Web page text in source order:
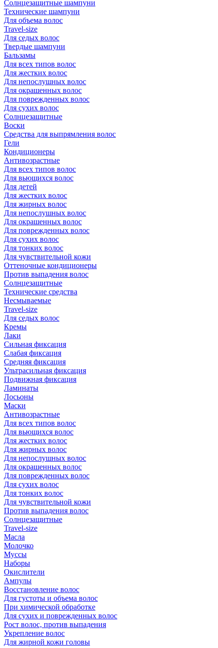
Солнцезащитные шампуни
Технические шампуни
Для объема волос
Travel-size
Для седых волос
Твердые шампуни
Бальзамы
Для всех типов волос
Для жестких волос
Для непослушных волос
Для окрашенных волос
Для поврежденных волос
Для сухих волос
Солнцезащитные
Воски
Средства для выпрямления волос
Гели
Кондиционеры
Антивозрастные
Для всех типов волос
Для вьющихся волос
Для детей
Для жестких волос
Для жирных волос
Для непослушных волос
Для окрашенных волос
Для поврежденных волос
Для сухих волос
Для тонких волос
Для чувствительной кожи
Оттеночные кондиционеры
Против выпадения волос
Солнцезащитные
Технические средства
Несмываемые
Travel-size
Для седых волос
Кремы
Лаки
Сильная фиксация
Слабая фиксация
Средняя фиксация
Ультрасильная фиксация
Подвижная фиксация
Ламинаты
Лосьоны
Маски
Антивозрастные
Для всех типов волос
Для вьющихся волос
Для жестких волос
Для жирных волос
Для непослушных волос
Для окрашенных волос
Для поврежденных волос
Для сухих волос
Для тонких волос
Для чувствительной кожи
Против выпадения волос
Солнцезащитные
Travel-size
Масла
Молочко
Муссы
Наборы
Окислители
Ампулы
Восстановление волос
Для густоты и объема волос
При химической обработке
Для сухих и поврежденных волос
Рост волос, против выпадения
Укрепление волос
Для жирной кожи головы